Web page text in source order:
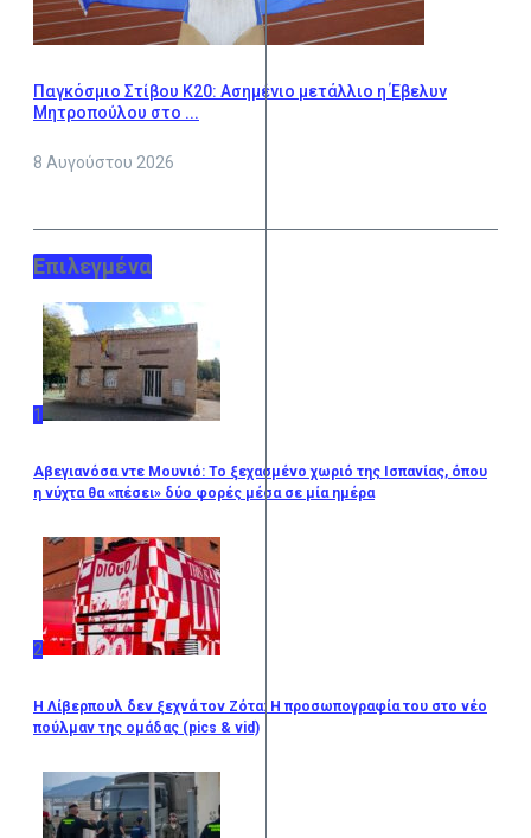
Παγκόσμιο Στίβου Κ20: Ασημένιο μετάλλιο η Έβελυν
Μητροπούλου στο ...
8 Αυγούστου 2026
Επιλεγμένα
1
Αβεγιανόσα ντε Μουνιό: Το ξεχασμένο χωριό της Ισπανίας, όπου
η νύχτα θα «πέσει» δύο φορές μέσα σε μία ημέρα
2
Η Λίβερπουλ δεν ξεχνά τον Ζότα: Η προσωπογραφία του στο νέο
πούλμαν της ομάδας (pics & vid)